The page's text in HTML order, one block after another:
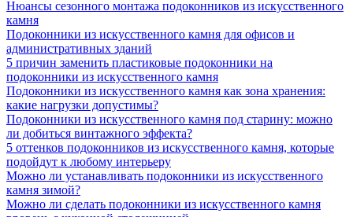
Нюансы сезонного монтажа подоконников из искусственного
камня
Подоконники из искусственного камня для офисов и
административных зданий
5 причин заменить пластиковые подоконники на
подоконники из искусственного камня
Подоконники из искусственного камня как зона хранения:
какие нагрузки допустимы?
Подоконники из искусственного камня под старину: можно
ли добиться винтажного эффекта?
5 оттенков подоконников из искусственного камня, которые
подойдут к любому интерьеру
Можно ли устанавливать подоконники из искусственного
камня зимой?
Можно ли сделать подоконники из искусственного камня